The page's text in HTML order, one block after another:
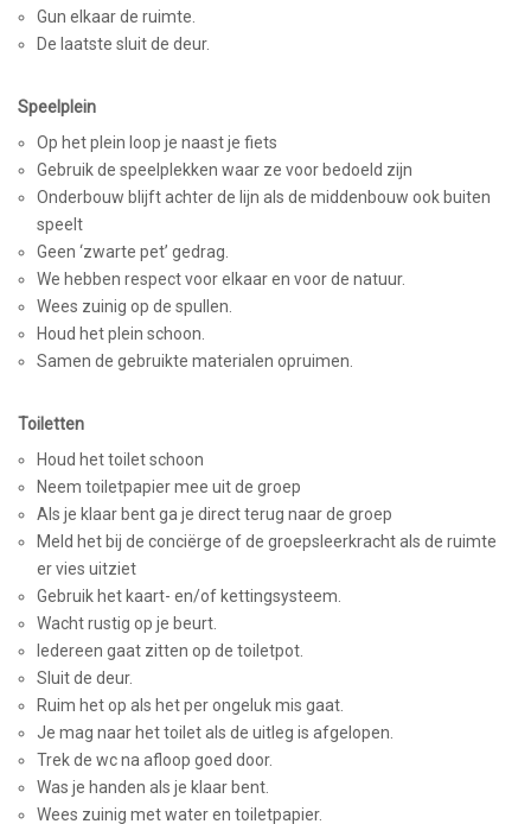
Gun elkaar de ruimte.
De laatste sluit de deur.
Speelplein
Op het plein loop je naast je fiets
Gebruik de speelplekken waar ze voor bedoeld zijn
Onderbouw blijft achter de lijn als de middenbouw ook buiten
speelt
Geen ‘zwarte pet’ gedrag.
We hebben respect voor elkaar en voor de natuur.
Wees zuinig op de spullen.
Houd het plein schoon.
Samen de gebruikte materialen opruimen.
Toiletten
Houd het toilet schoon
Neem toiletpapier mee uit de groep
Als je klaar bent ga je direct terug naar de groep
Meld het bij de conciërge of de groepsleerkracht als de ruimte
er vies uitziet
Gebruik het kaart- en/of kettingsysteem.
Wacht rustig op je beurt.
Iedereen gaat zitten op de toiletpot.
Sluit de deur.
Ruim het op als het per ongeluk mis gaat.
Je mag naar het toilet als de uitleg is afgelopen.
Trek de wc na afloop goed door.
Was je handen als je klaar bent.
Wees zuinig met water en toiletpapier.